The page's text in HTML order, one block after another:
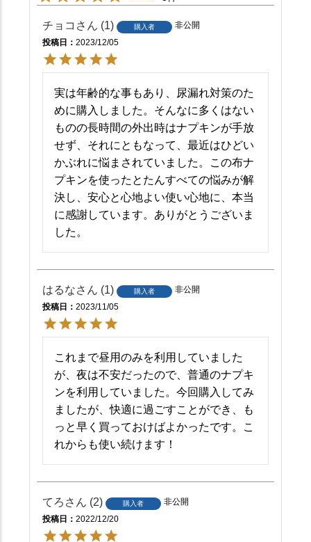
チョコ 1 購入者
非公開
投稿日
2023/12/05
実は年齢的な事もあり、尿漏れ対策のた
めに購入しました。そんなに多くはない
ものの長時間の外出時はナプキンが手放
せず、それにともなって、最近はひどい
かぶれに悩まされていました。この布ナ
プキンを使ったとたんすべての悩みが解
決し、安心と心地よい使い心地に、本当
に感謝しています。ありがとうございま
した。
はるな 1 購入者
非公開
投稿日
2023/11/05
これまで昼用のみを利用していました
が、夜は不安だったので、普通のナプキ
ンを利用していました。今回購入してみ
ましたが、快適に過ごすことができ、も
っと早く買っておけばよかったです。こ
れからも使い続けます！
てろ 2 購入者
非公開
投稿日
2022/12/20